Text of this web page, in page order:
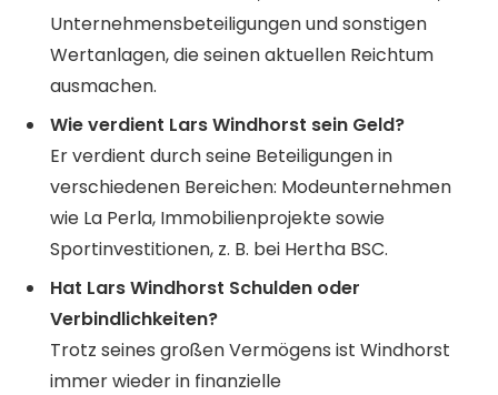
Unternehmensbeteiligungen und sonstigen
Wertanlagen, die seinen aktuellen Reichtum
ausmachen.
Wie verdient Lars Windhorst sein Geld?
Er verdient durch seine Beteiligungen in
verschiedenen Bereichen: Modeunternehmen
wie La Perla, Immobilienprojekte sowie
Sportinvestitionen, z. B. bei Hertha BSC.
Hat Lars Windhorst Schulden oder
Verbindlichkeiten?
Trotz seines großen Vermögens ist Windhorst
immer wieder in finanzielle